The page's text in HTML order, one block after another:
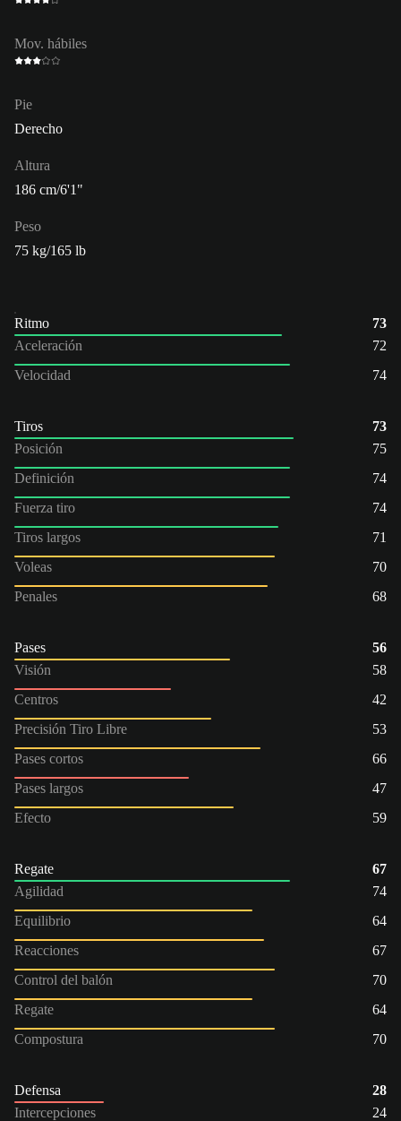
Mov. hábiles
Pie
Derecho
Altura
186 cm/6'1"
Peso
75 kg/165 lb
Ritmo
73
Aceleración
72
Velocidad
74
Tiros
73
Posición
75
Definición
74
Fuerza tiro
74
Tiros largos
71
Voleas
70
Penales
68
Pases
56
Visión
58
Centros
42
Precisión Tiro Libre
53
Pases cortos
66
Pases largos
47
Efecto
59
Regate
67
Agilidad
74
Equilibrio
64
Reacciones
67
Control del balón
70
Regate
64
Compostura
70
Defensa
28
Intercepciones
24